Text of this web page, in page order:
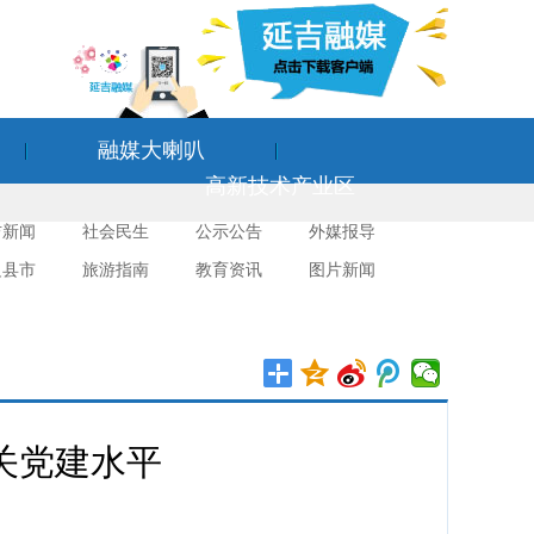
融媒大喇叭
高新技术产业区
闻 社会民生 公示公告 外媒报导
市 旅游指南 教育资讯 图片新闻
党建水平